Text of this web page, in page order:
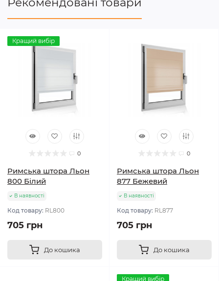
Кращий вибір
0
Римська штора Льон
800 Білий
В наявності
Код товару: RL800
705 грн
До кошика
0
Римська штора Льон
877 Бежевий
В наявності
Код товару: RL877
705 грн
До кошика
Кращий вибір